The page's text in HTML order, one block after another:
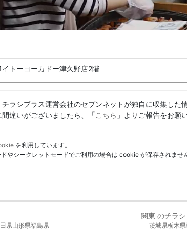
トーヨーカドー津久野店2階
ラシプラス運営会社のセブンネットが独自に収集し
違いがございましたら、「こちら 」よりご報告をお願
を利用しています。
やシークレットモードでご利用の場合は cookie が保存されませ
県山形県福島県
関東 のチラシ
茨城県栃木県